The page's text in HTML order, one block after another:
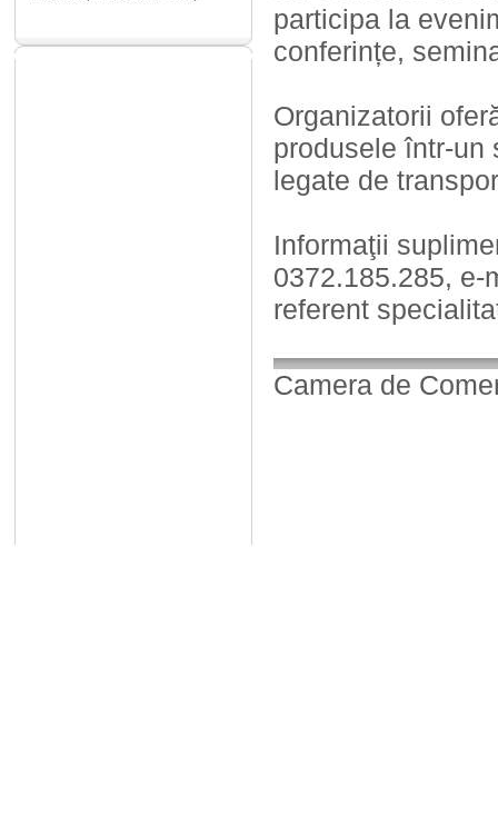
participa la
conferințe,
Organizatorii
produsele într-un
legate de
Informaţii
0372.185.285, e-
referent
Camera de